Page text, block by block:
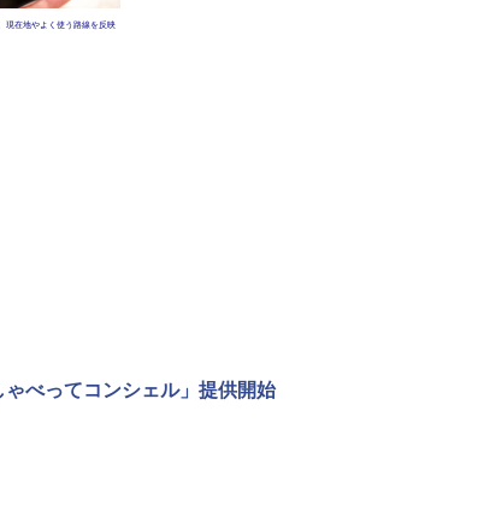
現在地やよく使う路線を反映
べってコンシェル」提供開始